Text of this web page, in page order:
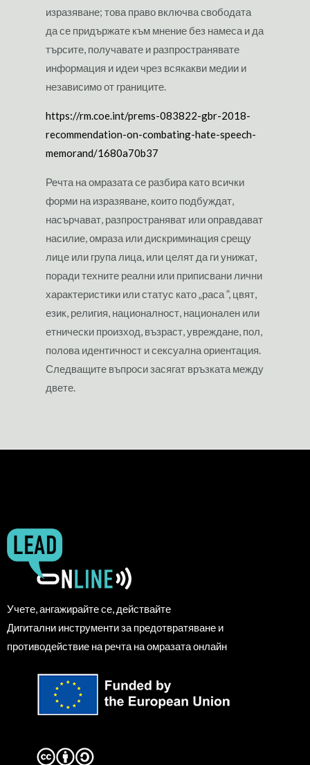
изразяване; това право включва свободата
да се придържате към мнение без намеса и да
търсите, получавате и разпространявате
информация и идеи чрез всякакви медии и
независимо от границите.
https://rm.coe.int/prems-083822-gbr-2018-
recommendation-on-combating-hate-speech-
memorand/1680a70b37
Речта на омразата се разбира като всички
форми на изразяване, които подбуждат,
насърчават, разпространяват или оправдават
насилие, омраза или дискриминация срещу
лице или група лица, или целят да ги унижат,
поради техните реални или приписвани лични
характеристики или статус като „раса ”, цвят,
език, религия, националност, национален или
етнически произход, възраст, увреждане, пол,
полова идентичност и сексуална ориентация.
Следващите въпроси засягат връзката между
двете.
Учете, ангажирайте се, действайте
Дигитални инструменти за предотвратяване и
противодействие на речта на омразата онлайн